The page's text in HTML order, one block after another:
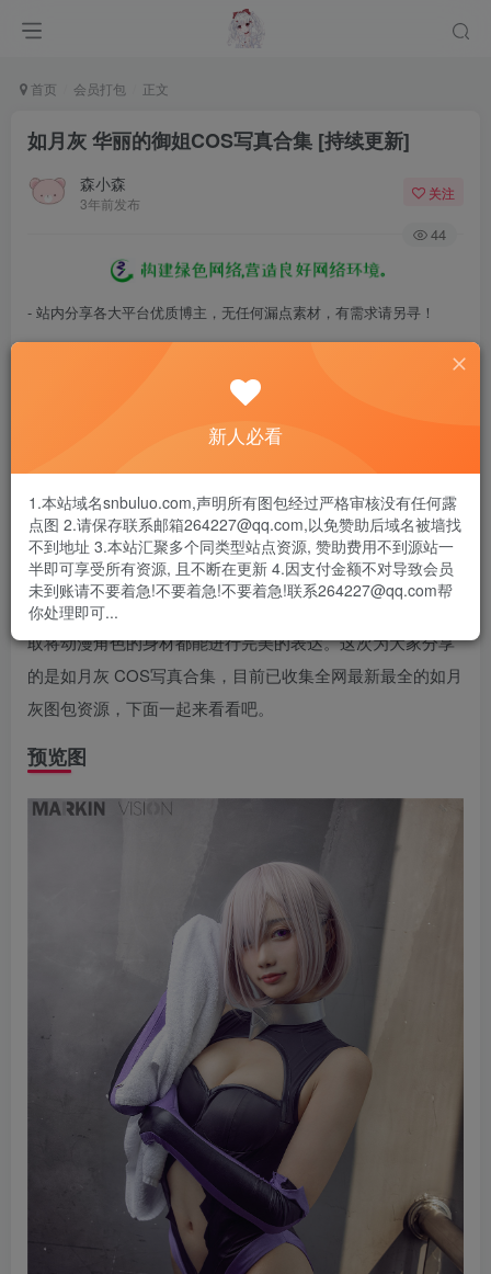
首页 会员打包 正文
如月灰 华丽的御姐COS写真合集 [持续更新]
森小森
3年前发布
关注
44
- 站内分享各大平台优质博主，无任何漏点素材，有需求请另寻！
- 百度网盘提示提取码错误，请更换浏览器重试，这是百度网盘版本问
- 遇见解压密码不对、无法解压，请查看
- 资源失效/充值未到账/账号解禁...等问题请《提交工单》
如月灰是一名资深的高颜值coser，风格主要以御姐和女王风
格为主，在圈内拥有较高知名度。她的COS作品华丽且极具
创意，在调色、后期上都非常认真，追求完美还原。本人十
分的追求服装的质感和还原，努力做到还原每一个细节，争
取将动漫角色的身材都能进行完美的表达。这次为大家分享
的是如月灰 COS写真合集，目前已收集全网最新最全的如月
灰图包资源，下面一起来看看吧。
预览图
新人必看
1.本站域名snbuluo.com,声明所有图包经过严格审核没有任何露
点图 2.请保存联系邮箱264227@qq.com,以免赞助后域名被墙找
不到地址 3.本站汇聚多个同类型站点资源, 赞助费用不到源站一
半即可享受所有资源, 且不断在更新 4.因支付金额不对导致会员
未到账请不要着急!不要着急!不要着急!联系264227@qq.com帮
你处理即可...